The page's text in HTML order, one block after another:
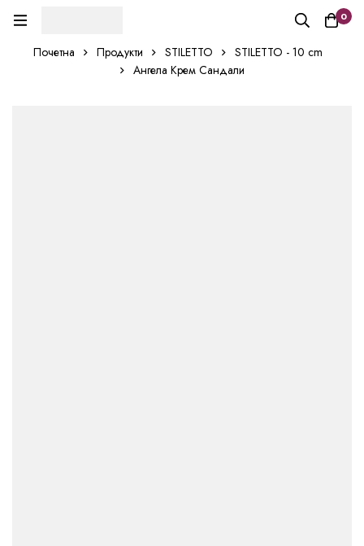
0
Почетна Продукти STILETTO
STILETTO - 10 cm
Ангела Крем Сандали